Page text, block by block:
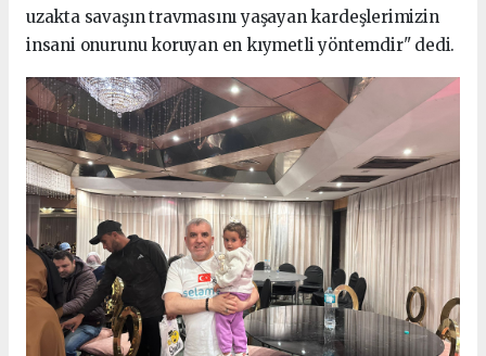
uzakta savaşın travmasını yaşayan kardeşlerimizin
insani onurunu koruyan en kıymetli yöntemdir" dedi.